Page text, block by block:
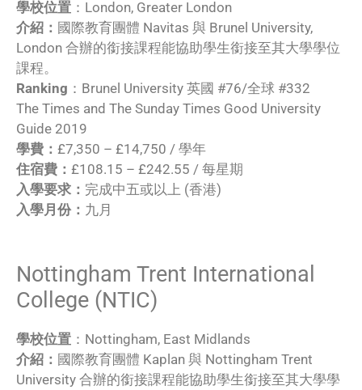
學校位置 ：London, Greater London
介紹： 國際教育團體 Navitas 與 Brunel University,
London 合辦的銜接課程能協助學生銜接至其大學學位
課程。
Ranking ：Brunel University 英國 #76/全球 #332
The Times and The Sunday Times Good University
Guide 2019
學費： £7,350 – £14,750 / 學年
住宿費： £108.15 – £242.55 / 每星期
入學要求： 完成中五或以上 (香港)
入學月份： 九月
Nottingham Trent International
College (NTIC)
學校位置 ：Nottingham, East Midlands
介紹： 國際教育團體 Kaplan 與 Nottingham Trent
University 合辦的銜接課程能協助學生銜接至其大學學